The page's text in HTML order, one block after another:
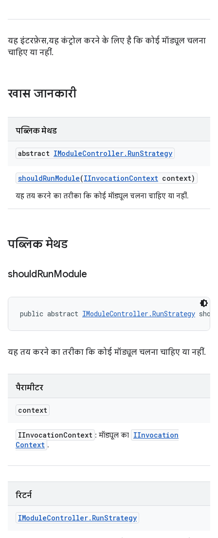
यह इंटरफ़ेस, यह कंट्रोल करने के लिए है कि कोई मॉड्यूल चलना
चाहिए या नहीं.
खास जानकारी
पब्लिक मेथड
abstract IModuleController. RunStrategy
shouldRunModule(IInvocationContext context)
यह तय करने का तरीका कि कोई मॉड्यूल चलना चाहिए या नहीं.
पब्लिक मेथड
shouldRunModule
public abstract IModuleController.RunStrategy
यह तय करने का तरीका कि कोई मॉड्यूल चलना चाहिए या नहीं.
पैरामीटर
context
IInvocationContext : मॉड्यूल का IInvocation
Context .
रिटर्न
IModuleController. RunStrategy